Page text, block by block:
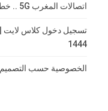
اتصالات المغرب 5G .. خطوة جديدة نحو المستقبل عروض باقات 5G
تسجيل دخول كلاس لايت |
1444
الخصوصية حسب التصميم: